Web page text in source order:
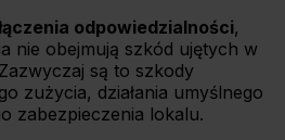
odpowiedzialności,
nie obejmują szkód ujętych w
są to szkody
zużycia, działania umyślnego
zabezpieczenia lokalu.